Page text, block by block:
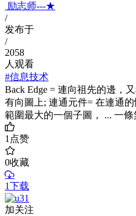
励志师---★
/
发布于
/
2058
人观看
#信息技术
Back Edge = 連向祖先的邊，
有向圖上; 連通元件= 在連通
範圍最大的一個子圖， ... 一條
1点赞
0收藏
1下载
加关注